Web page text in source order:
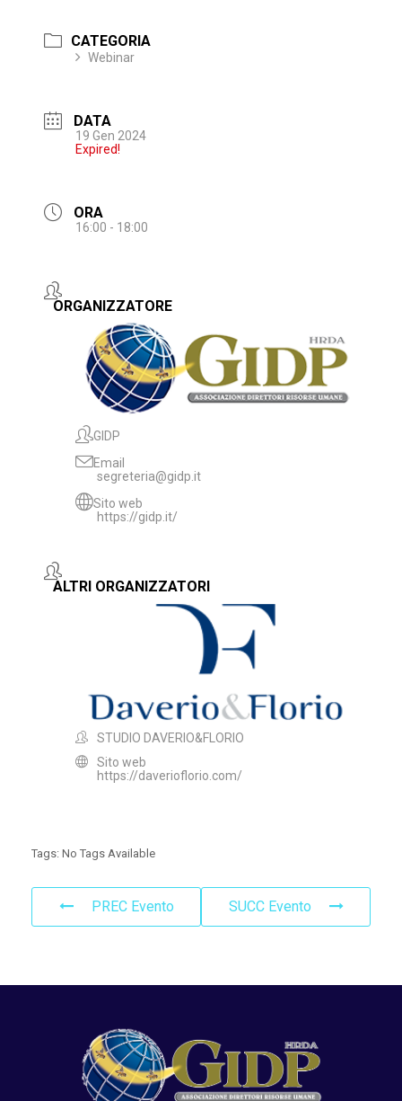
CATEGORIA
Webinar
DATA
19 Gen 2024
Expired!
ORA
16:00 - 18:00
ORGANIZZATORE
GIDP
Email
segreteria@gidp.it
Sito web
https://gidp.it/
ALTRI ORGANIZZATORI
STUDIO DAVERIO&FLORIO
Sito web
https://daverioflorio.com/
Tags: No Tags Available
PREC Evento SUCC Evento